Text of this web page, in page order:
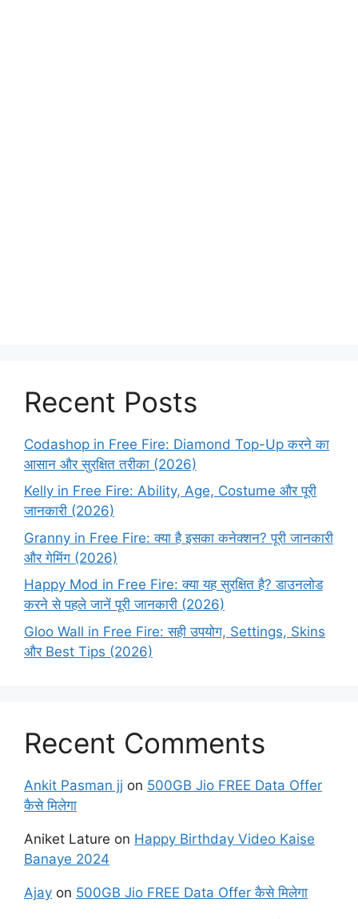
Recent Posts
Codashop in Free Fire: Diamond Top-Up करने का
आसान और सुरक्षित तरीका (2026)
Kelly in Free Fire: Ability, Age, Costume और पूरी
जानकारी (2026)
Granny in Free Fire: क्या है इसका कनेक्शन? पूरी जानकारी
और गेमिंग (2026)
Happy Mod in Free Fire: क्या यह सुरक्षित है? डाउनलोड
करने से पहले जानें पूरी जानकारी (2026)
Gloo Wall in Free Fire: सही उपयोग, Settings, Skins
और Best Tips (2026)
Recent Comments
Ankit Pasman jj on 500GB Jio FREE Data Offer
कैसे मिलेगा
Aniket Lature on Happy Birthday Video Kaise
Banaye 2024
Ajay on 500GB Jio FREE Data Offer कैसे मिलेगा